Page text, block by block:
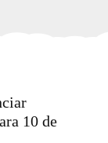
10 de